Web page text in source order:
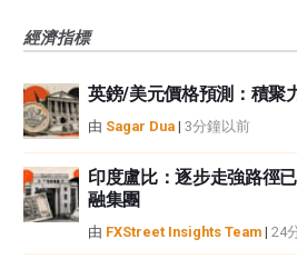
經濟指標
英鎊/美元價格預測：積聚
由 Sagar Dua | 3分鐘以前
印度盧比：逐步走強路徑
融集團
由 FXStreet Insights Team | 24